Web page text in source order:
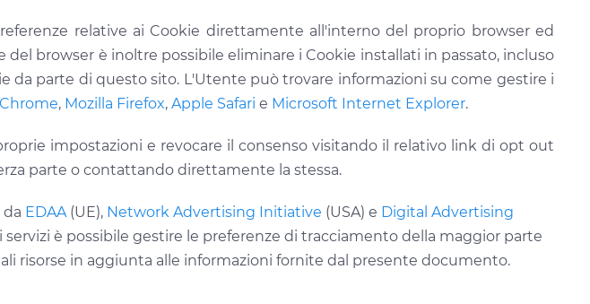
relative ai Cookie direttamente all'interno del proprio browser ed
browser è inoltre possibile eliminare i Cookie installati in passato, incluso
da parte di questo sito. L'Utente può trovare informazioni su come gestire i
, Mozilla Firefox, Apple Safari e Microsoft Internet Explorer.
impostazioni e revocare il consenso visitando il relativo link di opt out
parte o contattando direttamente la stessa.
EDAA (UE), Network Advertising Initiative (USA) e Digital Advertising
servizi è possibile gestire le preferenze di tracciamento della maggior parte
risorse in aggiunta alle informazioni fornite dal presente documento.